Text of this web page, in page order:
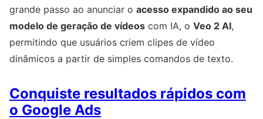
grande passo ao anunciar o acesso expandido ao seu
modelo de geração de vídeos com IA, o Veo 2 AI,
permitindo que usuários criem clipes de vídeo
dinâmicos a partir de simples comandos de texto.
Conquiste resultados rápidos com
o Google Ads